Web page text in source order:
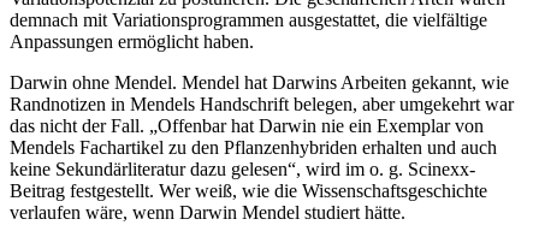
demnach mit Variationsprogrammen ausgestattet, die vielfältige
Anpassungen ermöglicht haben.
Darwin ohne Mendel. Mendel hat Darwins Arbeiten gekannt, wie
Randnotizen in Mendels Handschrift belegen, aber umgekehrt war
das nicht der Fall. „Offenbar hat Darwin nie ein Exemplar von
Mendels Fachartikel zu den Pflanzenhybriden erhalten und auch
keine Sekundärliteratur dazu gelesen“, wird im o. g. Scinexx-
Beitrag festgestellt. Wer weiß, wie die Wissenschaftsgeschichte
verlaufen wäre, wenn Darwin Mendel studiert hätte.